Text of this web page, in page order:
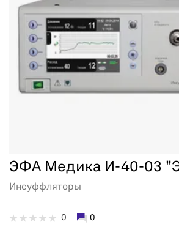
ЭФА Медика И-40-03
Инсуффляторы
0 0